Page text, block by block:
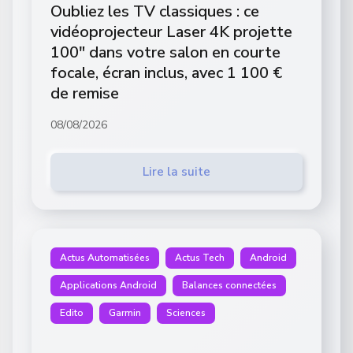
Oubliez les TV classiques : ce
vidéoprojecteur Laser 4K projette
100″ dans votre salon en courte
focale, écran inclus, avec 1 100 €
de remise
08/08/2026
Lire la suite
Actus Automatisées Actus Tech Android
Applications Android Balances connectées
Edito Garmin Sciences